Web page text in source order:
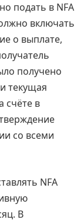
подать в NFA
включать
о выплате,
получено
текущая
счёте в
со всеми
NFA
В